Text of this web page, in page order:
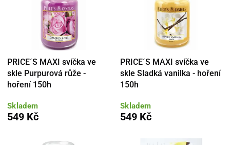
PRICE´S MAXI svíčka ve
skle Purpurová růže -
hoření 150h
Skladem
549 Kč
PRICE´S MAXI svíčka ve
skle Sladká vanilka - hoření
150h
Skladem
549 Kč